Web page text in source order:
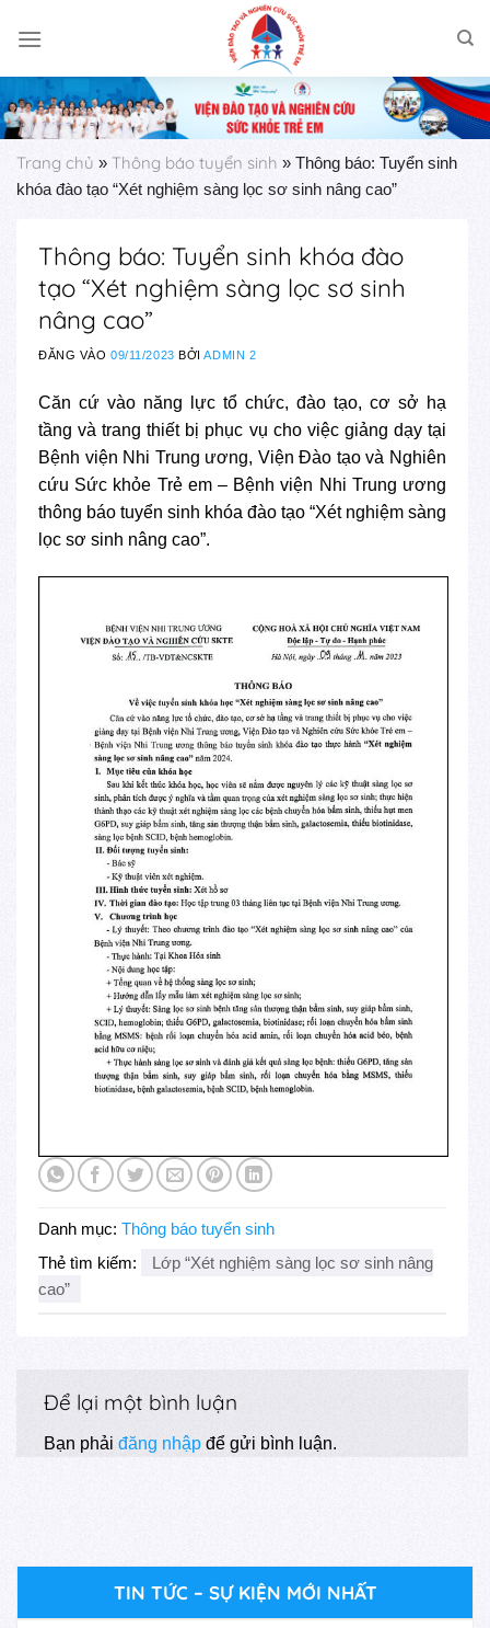
Trang chủ » Thông báo tuyển sinh » Thông báo: Tuyển sinh
khóa đào tạo “Xét nghiệm sàng lọc sơ sinh nâng cao”
Thông báo: Tuyển sinh khóa đào
tạo “Xét nghiệm sàng lọc sơ sinh
nâng cao”
ĐĂNG VÀO09/11/2023 BỞIADMIN 2
Căn cứ vào năng lực tổ chức, đào tạo, cơ sở hạ
tầng và trang thiết bị phục vụ cho việc giảng dạy tại
Bệnh viện Nhi Trung ương, Viện Đào tạo và Nghiên
cứu Sức khỏe Trẻ em – Bệnh viện Nhi Trung ương
thông báo tuyển sinh khóa đào tạo “Xét nghiệm sàng
lọc sơ sinh nâng cao”.
Danh mục: Thông báo tuyển sinh
Thẻ tìm kiếm:
Lớp “Xét nghiệm sàng lọc sơ sinh nâng
cao”
Để lại một bình luận
Bạn phải đăng nhập để gửi bình luận.
TIN TỨC – SỰ KIỆN MỚI NHẤT